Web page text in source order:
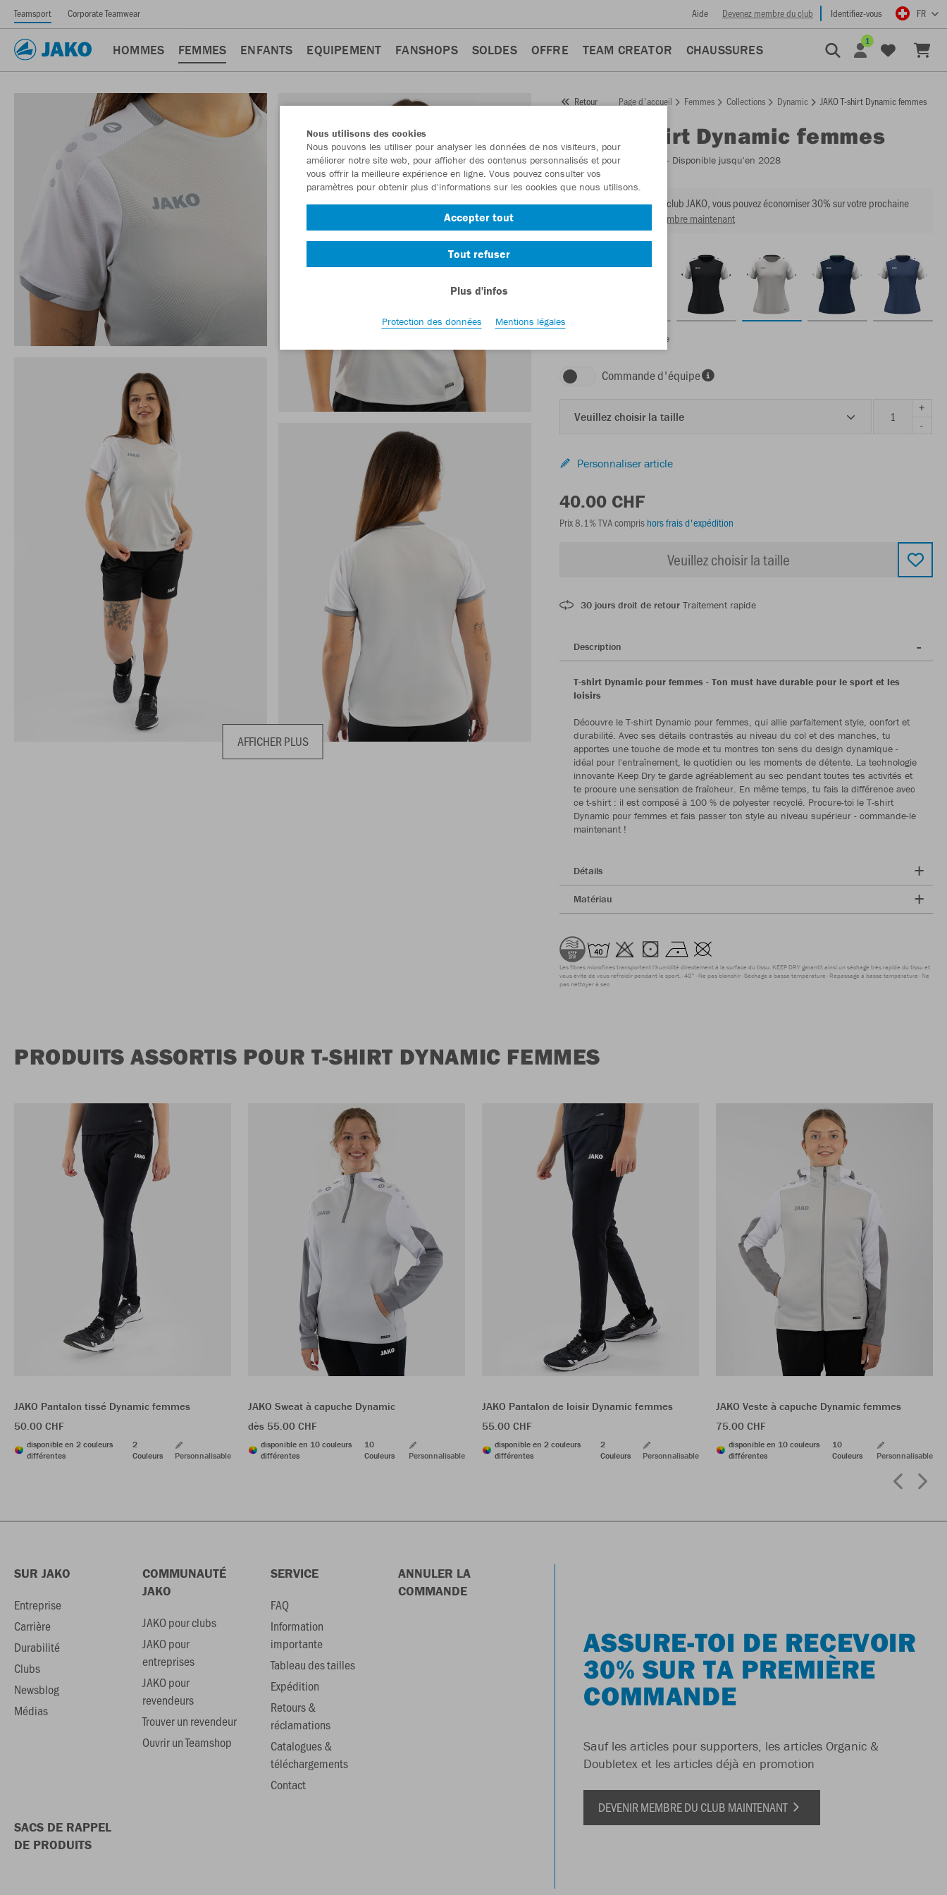
Teamsport Corporate Teamwear Aide Devenez membre du club Identifiez-vous FR
HOMMES FEMMES ENFANTS EQUIPEMENT FANSHOPS SOLDES OFFRE TEAM CREATOR CHAUSSURES
1
AFFICHER PLUS
Retour Page d'accueil Femmes Collections Dynamic JAKO T-shirt Dynamic femmes
T-shirt Dynamic femmes
Numéro d’article: - Disponible jusqu'en 2028
En tant que membre du club JAKO, vous pouvez économiser 30% sur votre prochaine
Devenir membre maintenant
gris clair/blanc/gris pierre
Commande d'équipe
Veuillez choisir la taille
+
-
Personnaliser article
40.00 CHF
Prix 8.1% TVA compris hors frais d'expédition
Veuillez choisir la taille
30 jours droit de retour Traitement rapide
Description
T-shirt Dynamic pour femmes - Ton must have durable pour le sport et les
loisirs
Découvre le T-shirt Dynamic pour femmes, qui allie parfaitement style, confort et
durabilité. Avec ses détails contrastés au niveau du col et des manches, tu
apportes une touche de mode et tu montres ton sens du design dynamique -
idéal pour l'entraînement, le quotidien ou les moments de détente. La technologie
innovante Keep Dry te garde agréablement au sec pendant toutes tes activités et
te procure une sensation de fraîcheur. En même temps, tu fais la différence avec
ce t-shirt : il est composé à 100 % de polyester recyclé. Procure-toi le T-shirt
Dynamic pour femmes et fais passer ton style au niveau supérieur - commande-le
maintenant !
Détails
Matériau
Les fibres microfines transportent l'humidité directement à la surface du tissu. KEEP DRY garantit ainsi un séchage très rapide du tissu et
vous évite de vous refroidir pendant le sport. 40° Ne pas blanchir Séchage à basse température Repassage à basse température Ne
pas nettoyer à sec
PRODUITS ASSORTIS POUR T-SHIRT DYNAMIC FEMMES
JAKO Pantalon tissé Dynamic femmes
50.00 CHF
disponible en 2 couleurs
différentes
2
Couleurs
Personnalisable
JAKO Sweat à capuche Dynamic
dès 55.00 CHF
disponible en 10 couleurs
différentes
10
Couleurs
Personnalisable
JAKO Pantalon de loisir Dynamic femmes
55.00 CHF
disponible en 2 couleurs
différentes
2
Couleurs
Personnalisable
JAKO Veste à capuche Dynamic femmes
75.00 CHF
disponible en 10 couleurs
différentes
10
Couleurs
Personnalisable
SUR JAKO
Entreprise
Carrière
Durabilité
Clubs
Newsblog
Médias
COMMUNAUTÉ
JAKO
JAKO pour clubs
JAKO pour
entreprises
JAKO pour
revendeurs
Trouver un revendeur
Ouvrir un Teamshop
SERVICE
FAQ
Information
importante
Tableau des tailles
Expédition
Retours &
réclamations
Catalogues &
téléchargements
Contact
ANNULER LA
COMMANDE
SACS DE RAPPEL
DE PRODUITS
ASSURE-TOI DE RECEVOIR
30% SUR TA PREMIÈRE
COMMANDE
Sauf les articles pour supporters, les articles Organic &
Doubletex et les articles déjà en promotion
DEVENIR MEMBRE DU CLUB MAINTENANT
Nous utilisons des cookies
Nous pouvons les utiliser pour analyser les données de nos visiteurs, pour
améliorer notre site web, pour afficher des contenus personnalisés et pour
vous offrir la meilleure expérience en ligne. Vous pouvez consulter vos
paramètres pour obtenir plus d'informations sur les cookies que nous utilisons.
Accepter tout
Tout refuser
Plus d'infos
Protection des données Mentions légales